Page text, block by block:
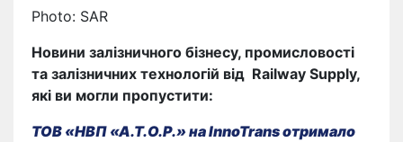
Photo: SAR
Новини залізничного бізнесу, промисловості
та залізничних технологій від Railway Supply,
які ви могли пропустити:
ТОВ «НВП «А.Т.О.Р.» на InnoTrans отримало